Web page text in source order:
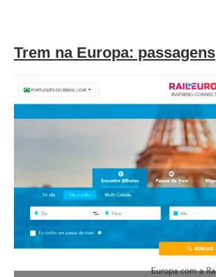
Trem na Europa: passagens